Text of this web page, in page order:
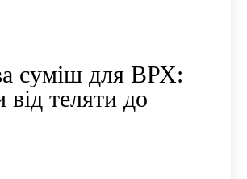
суміш для ВРХ:
від теляти до